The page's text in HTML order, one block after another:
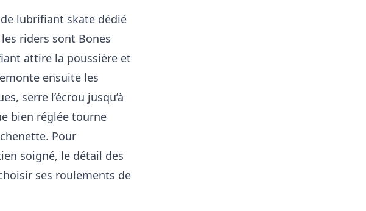
lubrifiant skate dédié
riders sont Bones
attire la poussière et
ensuite les
serre l’écrou jusqu’à
bien réglée tourne
Pour
soigné, le détail des
ses roulements de